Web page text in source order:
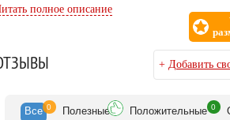
адрес: 190031, Санкт-Петербург, ул.
www.instagram.com/v_zolote/
vk.com/zolotyecepochkinazakaz
https://twitter.com/_vzolote_
https://plus.google.com/u/0/b/
полное описание
+ Добавить
Все 0 Полезные Положительные 0